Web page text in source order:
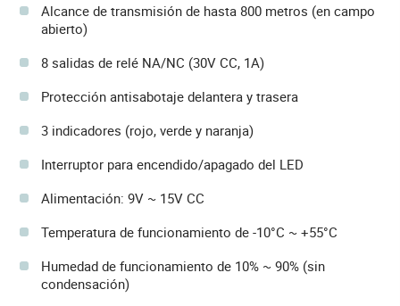
Alcance de transmisión de hasta 800 metros (en campo
abierto)
8 salidas de relé NA/NC (30V CC, 1A)
Protección antisabotaje delantera y trasera
3 indicadores (rojo, verde y naranja)
Interruptor para encendido/apagado del LED
Alimentación: 9V ~ 15V CC
Temperatura de funcionamiento de -10°C ~ +55°C
Humedad de funcionamiento de 10% ~ 90% (sin
condensación)